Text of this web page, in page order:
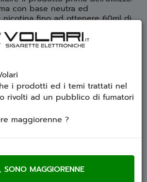
con base neutra ed
nicotina fino ad ottenere 60ml di
i prodotti ed i temi trattati nel
rivolti ad un pubblico di fumatori
maggiorenne ?